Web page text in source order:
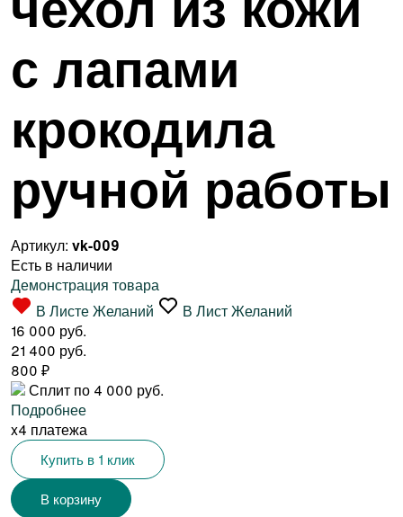
с лапами
крокодила
ручной работы
Артикул: vk-009
Есть в наличии
Демонстрация товара
В Листе Желаний
В Лист Желаний
16 000 руб.
21 400 руб.
800 ₽
Сплит по 4 000 руб.
Подробнее
x4 платежа
Купить в 1 клик